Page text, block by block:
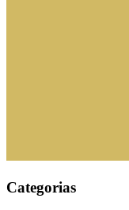
Categorias